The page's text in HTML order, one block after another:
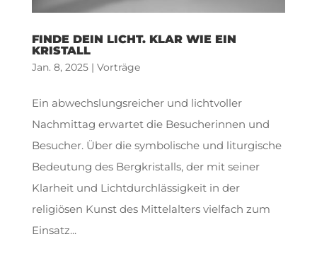
FINDE DEIN LICHT. KLAR WIE EIN
KRISTALL
Jan. 8, 2025| Vorträge
Ein abwechslungsreicher und lichtvoller
Nachmittag erwartet die Besucherinnen und
Besucher. Über die symbolische und liturgische
Bedeutung des Bergkristalls, der mit seiner
Klarheit und Lichtdurchlässigkeit in der
religiösen Kunst des Mittelalters vielfach zum
Einsatz...